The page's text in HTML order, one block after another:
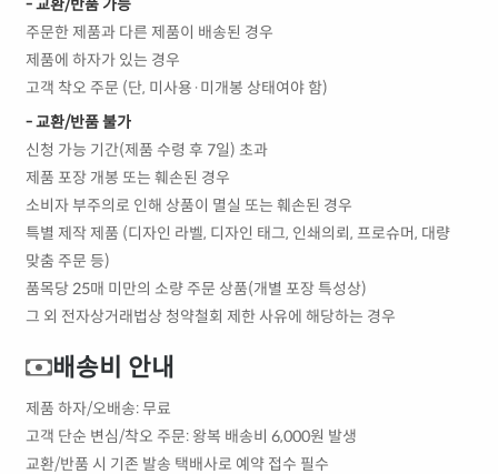
- 교환/반품 가능
주문한 제품과 다른 제품이 배송된 경우
제품에 하자가 있는 경우
고객 착오 주문 (단, 미사용·미개봉 상태여야 함)
- 교환/반품 불가
신청 가능 기간(제품 수령 후 7일) 초과
제품 포장 개봉 또는 훼손된 경우
소비자 부주의로 인해 상품이 멸실 또는 훼손된 경우
특별 제작 제품 (디자인 라벨, 디자인 태그, 인쇄의뢰, 프로슈머, 대량
맞춤 주문 등)
품목당 25매 미만의 소량 주문 상품(개별 포장 특성상)
그 외 전자상거래법상 청약철회 제한 사유에 해당하는 경우
배송비 안내
제품 하자/오배송: 무료
고객 단순 변심/착오 주문: 왕복 배송비 6,000원 발생
교환/반품 시 기존 발송 택배사로 예약 접수 필수